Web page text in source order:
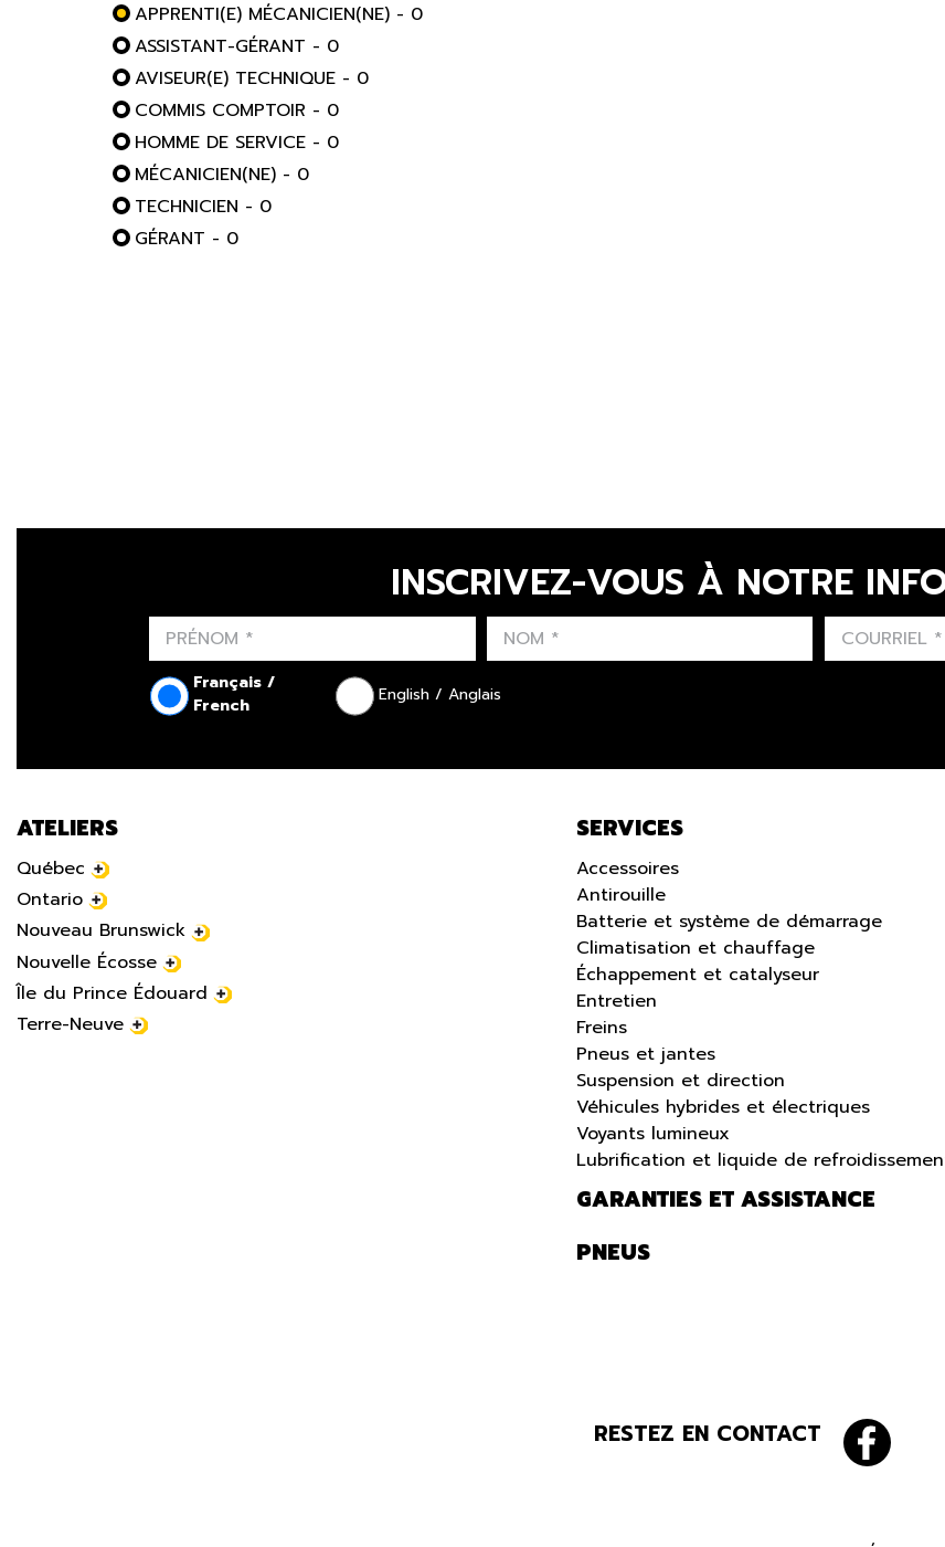
APPRENTI(E) MÉCANICIEN(NE) - 0
ASSISTANT-GÉRANT - 0
AVISEUR(E) TECHNIQUE - 0
COMMIS COMPTOIR - 0
HOMME DE SERVICE - 0
MÉCANICIEN(NE) - 0
TECHNICIEN - 0
GÉRANT - 0
INSCRIVEZ-VOUS À NOTRE
Français /
French
English / Anglais
ATELIERS
Québec
Ontario
Nouveau Brunswick
Nouvelle Écosse
Île du Prince Édouard
Terre-Neuve
SERVICES
Accessoires
Antirouille
Batterie et système de démarrage
Climatisation et chauffage
Échappement et catalyseur
Entretien
Freins
Pneus et jantes
Suspension et direction
Véhicules hybrides et électriques
Voyants lumineux
Lubrification et liquide de
GARANTIES ET ASSISTANCE
PNEUS
RESTEZ EN CONTACT